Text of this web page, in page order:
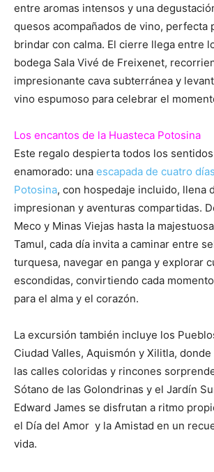
entre aromas intensos y una
quesos acompañados de vino, perfecta
brindar con calma. El cierre llega entre
bodega Sala Vivé de Freixenet,
impresionante cava subterránea y
vino espumoso para celebrar el
Los encantos de la Huasteca Potosina
Este regalo despierta todos los
enamorado: una escapada de cuatro
Potosina, con hospedaje incluido, llena
impresionan y aventuras compartidas.
Meco y Minas Viejas hasta la
Tamul, cada día invita a caminar entre
turquesa, navegar en panga y explorar
escondidas, convirtiendo cada
para el alma y el corazón.
La excursión también incluye los
Ciudad Valles, Aquismón y Xilitla,
las calles coloridas y rincones
Sótano de las Golondrinas y el Jardín
Edward James se disfrutan a ritmo
el Día del Amor y la Amistad en un
vida.